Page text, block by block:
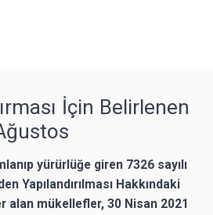
İçin Belirlenen
yürürlüğe giren 7326 sayılı
Yapılandırılması Hakkındaki
alan mükellefler, 30 Nisan 2021